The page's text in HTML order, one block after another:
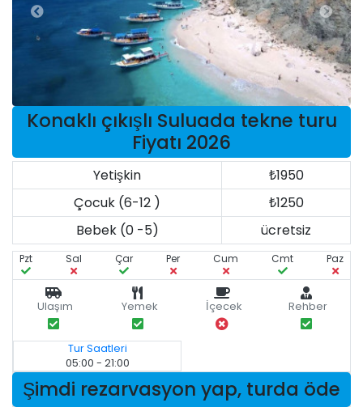
Konaklı çıkışlı Suluada tekne turu
Fiyatı 2026
Yetişkin
₺1950
Çocuk (6-12 )
₺1250
Bebek (0 -5)
ücretsiz
Pzt Sal Çar Per Cum Cmt Paz
Ulaşım Yemek İçecek Rehber
Tur Saatleri
05:00 - 21:00
Şimdi rezarvasyon yap, turda öde